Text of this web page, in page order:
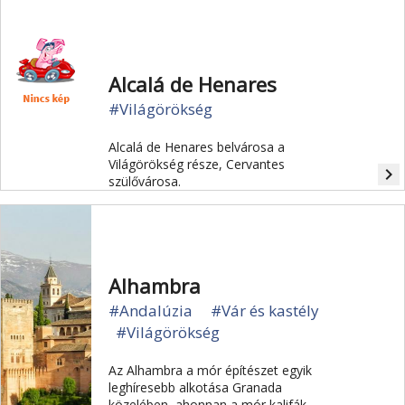
Alcalá de Henares
#Világörökség
Alcalá de Henares belvárosa a
Világörökség része, Cervantes
szülővárosa.
navigate_next
Alhambra
#Andalúzia
#Vár és kastély
#Világörökség
Az Alhambra a mór építészet egyik
leghíresebb alkotása Granada